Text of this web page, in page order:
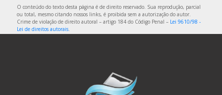
EMBALAGEM DE PLÁSTICO FLEXÍVEL
EMBALAGEM DE PLÁSTICO FLEXÍVEL TRANSPARENTE
EMBALAGEM DE PLÁSTICO TRANSPARENTE
O conteúdo do texto desta página é de direito reservado. Sua reprodução, parcial
ou total, mesmo citando nossos links, é proibida sem a autorização do autor.
Crime de violação de direito autoral – artigo 184 do Código Penal – Lei 9610/98 -
Lei de direitos autorais